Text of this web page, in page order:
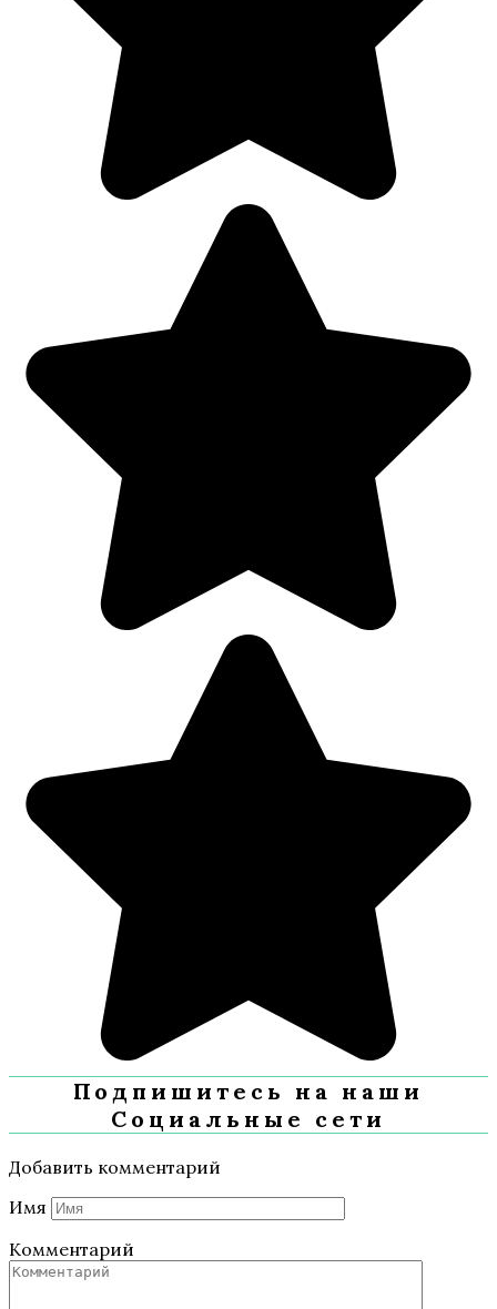
Подпишитесь на наши
Социальные сети
Добавить комментарий
Имя
Комментарий